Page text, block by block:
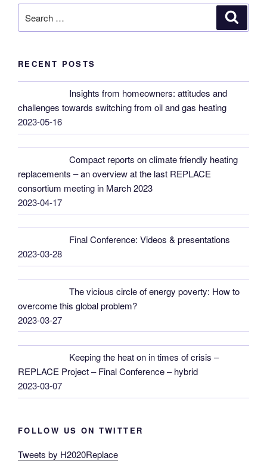
for:
RECENT POSTS
Insights from homeowners: attitudes and
challenges towards switching from oil and gas heating
2023-05-16
Compact reports on climate friendly heating
replacements – an overview at the last REPLACE
consortium meeting in March 2023
2023-04-17
Final Conference: Videos & presentations
2023-03-28
The vicious circle of energy poverty: How to
overcome this global problem?
2023-03-27
Keeping the heat on in times of crisis –
REPLACE Project – Final Conference – hybrid
2023-03-07
FOLLOW US ON TWITTER
Tweets by H2020Replace